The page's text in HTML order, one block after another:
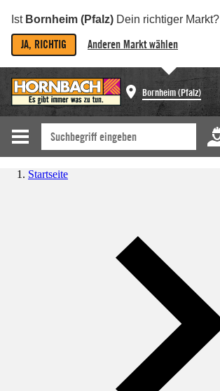
Ist Bornheim (Pfalz) Dein richtiger Markt?
JA, RICHTIG Anderen Markt wählen
Bornheim (Pfalz)
Startseite